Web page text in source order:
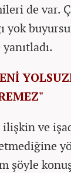
de var.
yok
ilişkin ve
şöyle